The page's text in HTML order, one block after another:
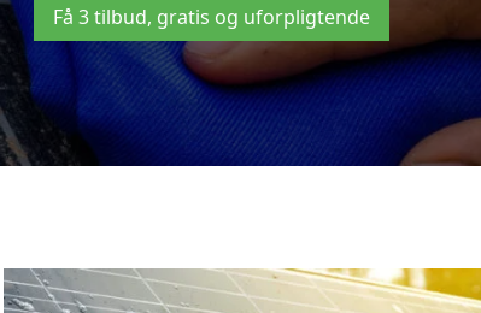
Få 3 tilbud, gratis og uforpligtende